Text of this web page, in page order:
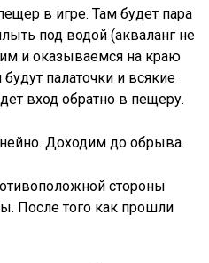
в игре. Там будет пара
под водой (акваланг не
и оказываемся на краю
палаточки и всякие
вход обратно в пещеру.
Доходим до обрыва.
стороны
После того как прошли